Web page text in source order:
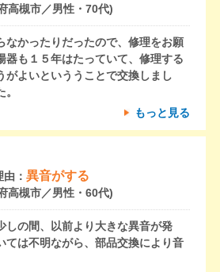
高槻市／男性・70代)
なかったりだったので、修理をお願
器も１５年はたっていて、修理する
がよいといううことで交換しまし
もっと見る
： 異音がする
高槻市／男性・60代)
しの間、以前より大きな異音が発
ては不明ながら、部品交換により音